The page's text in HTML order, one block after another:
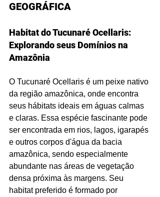
GEOGRÁFICA
Habitat do Tucunaré Ocellaris:
Explorando seus Domínios na
Amazônia
O Tucunaré Ocellaris é um peixe nativo
da região amazônica, onde encontra
seus hábitats ideais em águas calmas
e claras. Essa espécie fascinante pode
ser encontrada em rios, lagos, igarapés
e outros corpos d'água da bacia
amazônica, sendo especialmente
abundante nas áreas de vegetação
densa próxima às margens. Seu
habitat preferido é formado por